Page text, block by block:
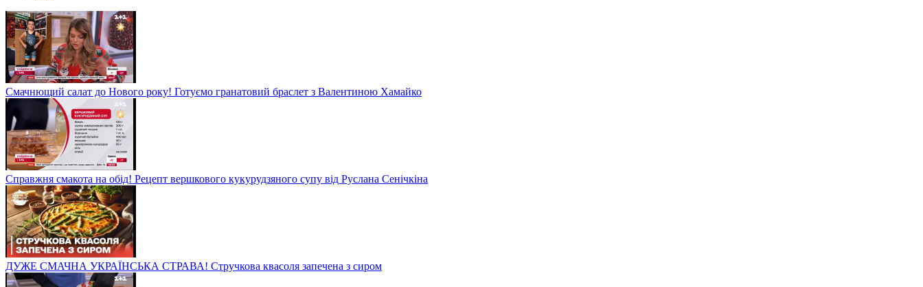
Смачнющий салат до Нового року! Готуємо гранатовий браслет з Валентиною Хамайко
Справжня смакота на обід! Рецепт вершкового кукурудзяного супу від Руслана Сенічкіна
ДУЖЕ СМАЧНА УКРАЇНСЬКА СТРАВА! Стручкова квасоля запечена з сиром